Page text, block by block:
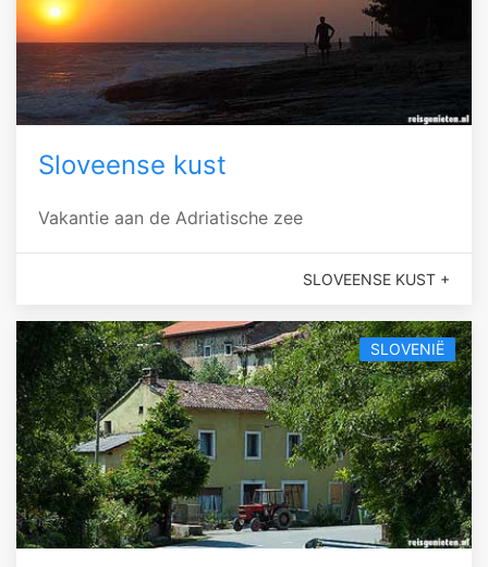
Sloveense kust
Vakantie aan de Adriatische zee
SLOVEENSE KUST +
SLOVENIË